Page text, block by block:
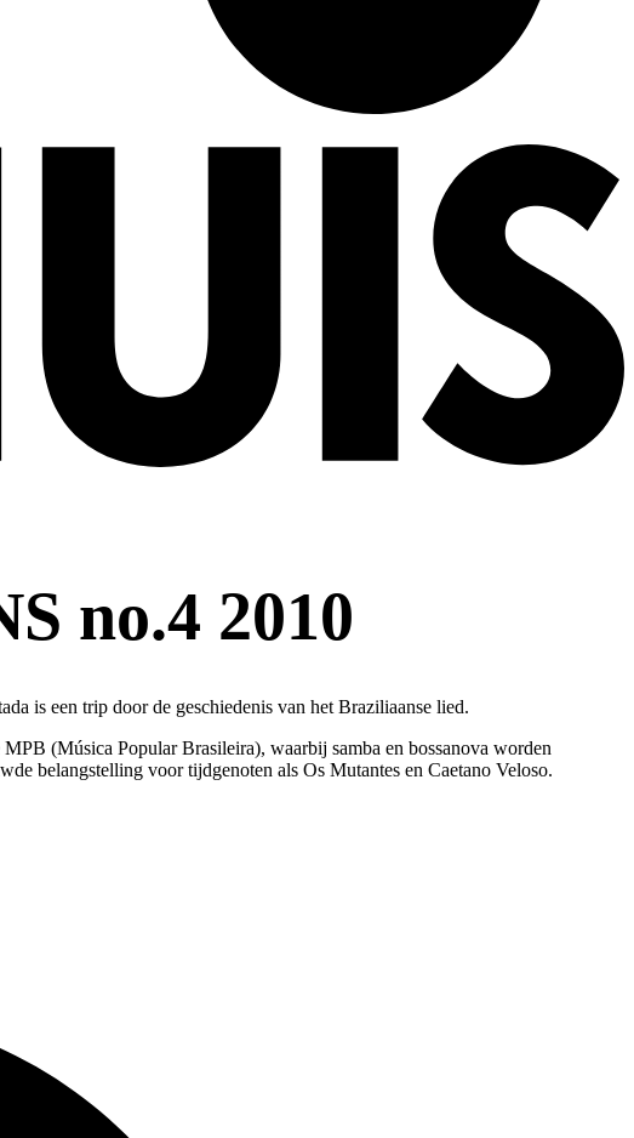
no.4 2010
is een trip door de geschiedenis van het Braziliaanse lied.
(Música Popular Brasileira), waarbij samba en bossanova worden
belangstelling voor tijdgenoten als Os Mutantes en Caetano Veloso.